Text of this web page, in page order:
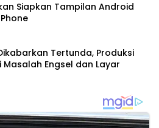
Siapkan Tampilan Android
Tertunda, Produksi
Masalah Engsel dan Layar